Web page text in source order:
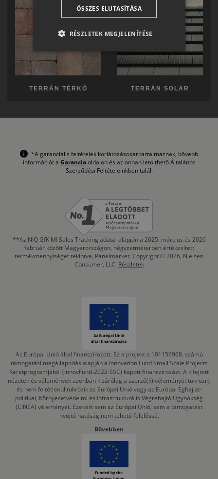
TERRÁN TÉRKŐ TERRÁN SOLAR
*A garanciális feltételek korlátozásokat tartalmaznak, bővebb
információt a Garanciaoldalon és az onnan letölthető Általános
Szerződési Feltételeinkben talál.
**Az NIQ GfK MI Sales Tracking adatai alapján a 2025. március és 2026
február között Magyarországon, négyzetméterben értékesített
termékmennyiséget tekintve, Panelmarket, Copyright © 2026, Nielsen
Consumer, LLC. Részletek
Az Európai Unió által finanszírozott. Ez a projekt a 101156968. számú
támogatási megállapodás alapján a Innovation Fund Small Scale Projects
Keretprogramjából (InnovFund-2022-SSC) kapott finanszírozást. A kifejtett
nézetek és vélemények azonban kizárólag a szerző(k) véleményét tükrözik,
és nem feltétlenül tükrözik az Európai Unió vagy az Európai Éghajlat-
politikai, Környezetvédelmi és Infrastrukturális Végrehajtó Ügynökség
(CINEA) véleményét. Ezekért sem az Európai Unió, sem a támogatást
nyújtó hatóság nem tehető felelőssé.
Bővebben
SR
RO-HU
ITALIAN
ÖSSZES ELUTASÍTÁSA
RÉSZLETEK MEGJELENÍTÉSE